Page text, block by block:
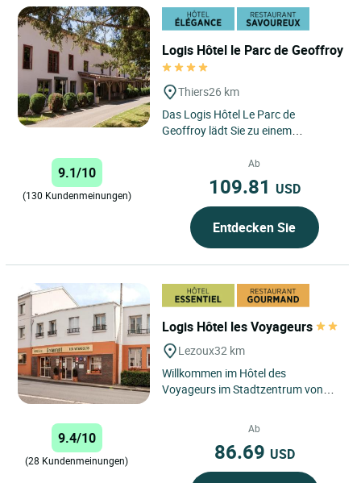
Logis Hôtel le Parc de Geoffroy
Thiers26 km
Das Logis Hôtel Le Parc de
Geoffroy lädt Sie zu einem
Herzen von Thiers ein, der
historischen...
9.1/10
(130 Kundenmeinungen)
Ab
109.81 USD
Entdecken Sie
Logis Hôtel les Voyageurs
Lezoux32 km
Willkommen im Hôtel des
Voyageurs im Stadtzentrum von
Autobahn A89, in 30 Minuten von
9.4/10
(28 Kundenmeinungen)
Ab
86.69 USD